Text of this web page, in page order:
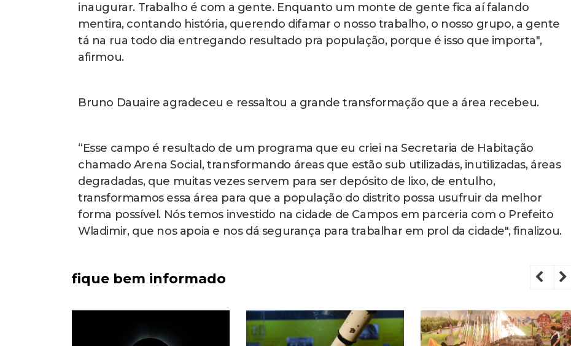
inaugurar. Trabalho é com a gente. Enquanto um monte de gente fica aí falando
mentira, contando história, querendo difamar o nosso trabalho, o nosso grupo, a gente
tá na rua todo dia entregando resultado pra população, porque é isso que importa",
afirmou.
Bruno Dauaire agradeceu e ressaltou a grande transformação que a área recebeu.
“Esse campo é resultado de um programa que eu criei na Secretaria de Habitação
chamado Arena Social, transformando áreas que estão sub utilizadas, inutilizadas, áreas
degradadas, que muitas vezes servem para ser depósito de lixo, de entulho,
transformamos essa área para que a população do distrito possa usufruir da melhor
forma possível. Nós temos investido na cidade de Campos em parceria com o Prefeito
Wladimir, que nos apoia e nos dá segurança para trabalhar em prol da cidade", finalizou.
fique bem informado Previous